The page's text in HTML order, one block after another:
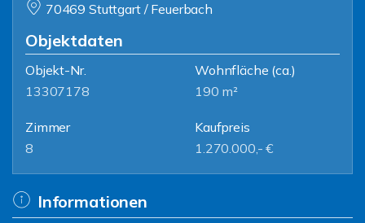
70469 Stuttgart / Feuerbach
Objektdaten
Objekt-Nr.
13307178
Wohnfläche (ca.)
190 m²
Zimmer
8
Kaufpreis
1.270.000,- €
Informationen